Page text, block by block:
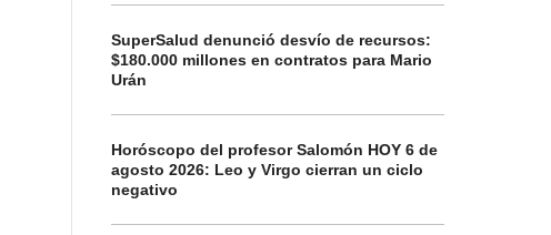
SuperSalud denunció desvío de recursos:
$180.000 millones en contratos para Mario
Urán
Horóscopo del profesor Salomón HOY 6 de
agosto 2026: Leo y Virgo cierran un ciclo
negativo